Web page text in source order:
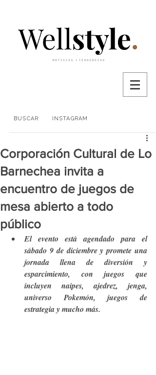
BUSCAR INSTAGRAM
Corporación Cultural de Lo
Barnechea invita a
encuentro de juegos de
mesa abierto a todo
público
El evento está agendado para el
sábado 9 de diciembre y promete una
jornada llena de diversión y
esparcimiento, con juegos que
incluyen naipes, ajedrez, jenga,
universo Pokemón, juegos de
estrategia y mucho más.